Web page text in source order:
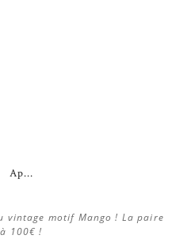
Ap...
vintage motif Mango ! La paire
à 100€ !